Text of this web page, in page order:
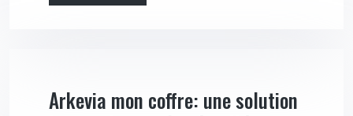
Arkevia mon coffre: une solution